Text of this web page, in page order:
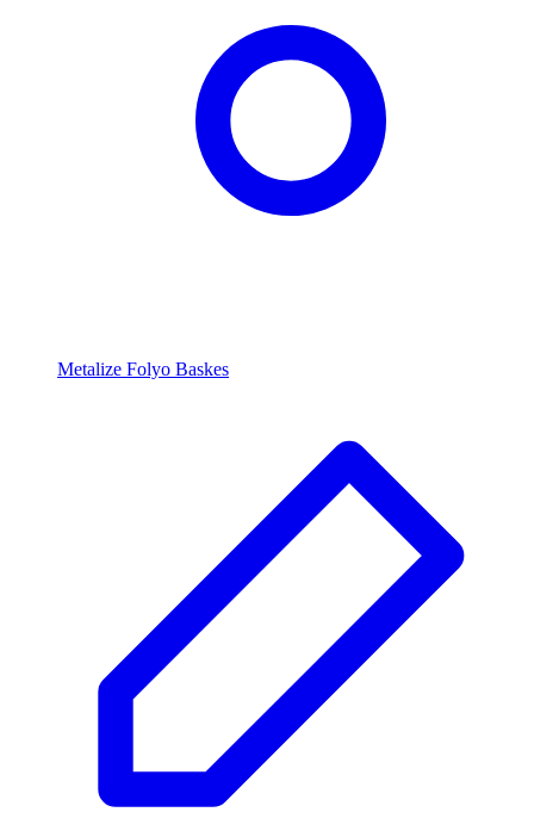
Metalize Folyo Baskes